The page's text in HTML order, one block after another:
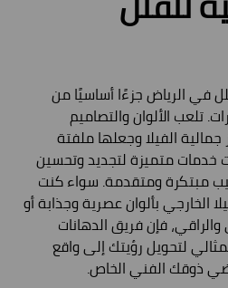
في الرياض جزءًا أساسيًا من
تلعب الألوان والتصاميم
جمالية الفيلا وجعلها ملفتة
خدمات متميزة لتجديد وتحسين
مبتكرة ومتقدمة. سواء كنت
بألوان عصرية وجذابة أو
والراقي، فإن فريق الدهانات
لتحويل رؤيتك إلى واقع
ذوقك الفني الخاص.